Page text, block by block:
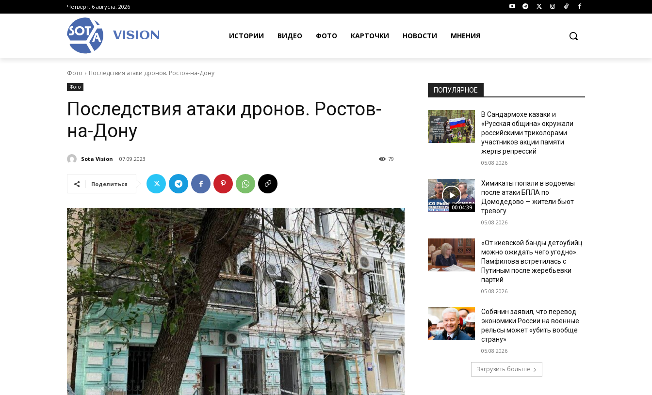
Четверг, 6 августа, 2026
VISION ИСТОРИИ ВИДЕО ФОТО КАРТОЧКИ НОВОСТИ МНЕНИЯ
Фото Последствия атаки дронов. Ростов-на-Дону
Фото
Последствия атаки дронов. Ростов-
на-Дону
Sota Vision 07.09.2023 79
Поделиться
ПОПУЛЯРНОЕ
В Сандармохе казаки и
«Русская община» окружали
российскими триколорами
участников акции памяти
жертв репрессий
05.08.2026
00:04:39
Химикаты попали в водоемы
после атаки БПЛА по
Домодедово — жители бьют
тревогу
05.08.2026
«От киевской банды детоубийц
можно ожидать чего угодно».
Памфилова встретилась с
Путиным после жеребьевки
партий
05.08.2026
Собянин заявил, что перевод
экономики России на военные
рельсы может «убить вообще
страну»
05.08.2026
Загрузить больше